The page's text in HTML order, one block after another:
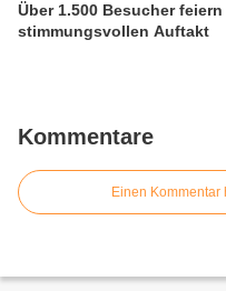
Über 1.500 Besucher feiern
stimmungsvollen Auftakt
Kommentare
Einen Kommentar